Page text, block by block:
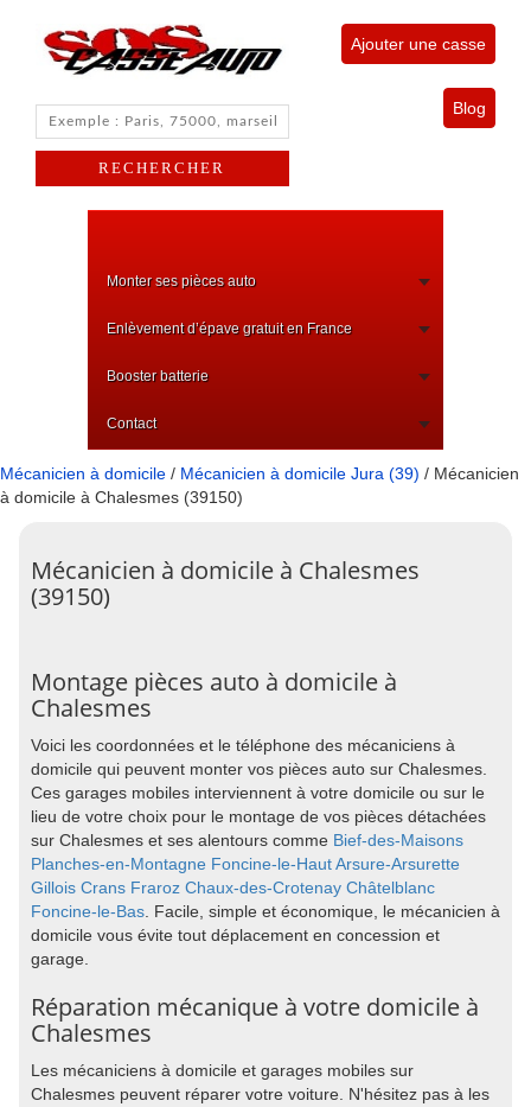
Ajouter une casse
Blog
Monter ses pièces auto
Enlèvement d’épave gratuit en France
Booster batterie
Contact
Mécanicien à domicile / Mécanicien à domicile Jura (39) / Mécanicien
à domicile à Chalesmes (39150)
Mécanicien à domicile à Chalesmes
(39150)
Montage pièces auto à domicile à
Chalesmes
Voici les coordonnées et le téléphone des mécaniciens à
domicile qui peuvent monter vos pièces auto sur Chalesmes.
Ces garages mobiles interviennent à votre domicile ou sur le
lieu de votre choix pour le montage de vos pièces détachées
sur Chalesmes et ses alentours comme Bief-des-Maisons
Planches-en-Montagne Foncine-le-HautArsure-Arsurette
Gillois Crans Fraroz Chaux-des-Crotenay Châtelblanc
Foncine-le-Bas. Facile, simple et économique, le mécanicien à
domicile vous évite tout déplacement en concession et
garage.
Réparation mécanique à votre domicile à
Chalesmes
Les mécaniciens à domicile et garages mobiles sur
Chalesmes peuvent réparer votre voiture. N'hésitez pas à les